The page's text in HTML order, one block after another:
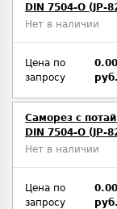
DIN 7504-O (JP-
Нет в наличии
Цена по
запросу
руб.
Саморез с
DIN 7504-O (JP-
Нет в наличии
Цена по
запросу
руб.